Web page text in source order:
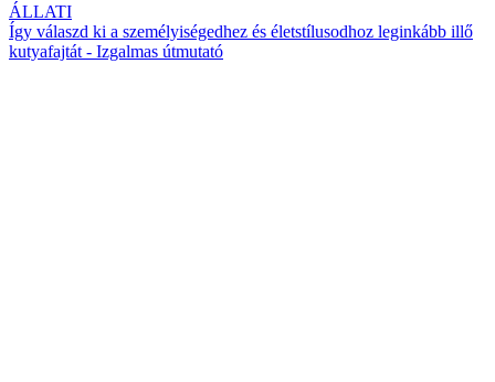
ÁLLATI
Így válaszd ki a személyiségedhez és életstílusodhoz leginkább illő
kutyafajtát - Izgalmas útmutató